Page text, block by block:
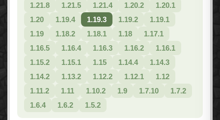
1.21.8
1.21.5 1.21.4 1.20.2
1.20.1
1.20
1.19.4 1.19.3 1.19.2
1.19.1
1.19
1.18.2 1.18.1 1.18
1.17.1
1.16.5
1.16.4 1.16.3 1.16.2
1.16.1
1.15.2
1.15.1 1.15 1.14.4
1.14.3
1.14.2
1.13.2 1.12.2 1.12.1
1.12
1.11.2
1.11 1.10.2 1.9 1.7.10
1.7.2
1.6.4
1.6.2 1.5.2